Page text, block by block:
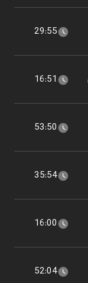
29:55
16:51
53:50
35:54
16:00
52:04